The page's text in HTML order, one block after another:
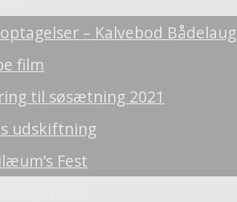
– Kalvebod Bådelaug
film
til søsætning 2021
udskiftning
Fest